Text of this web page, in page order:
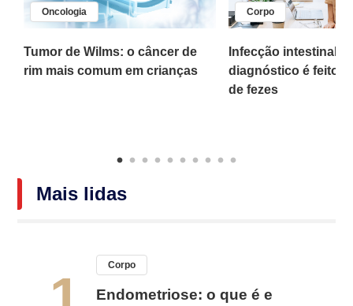
Oncologia
Tumor de Wilms: o câncer de
rim mais comum em crianças
Corpo
Infecção intestinal
diagnóstico é feito
de fezes
Mais lidas
Corpo
Endometriose: o que é e